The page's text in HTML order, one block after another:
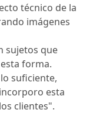
técnico de la
imágenes
sujetos que
forma.
suficiente,
esta
clientes".